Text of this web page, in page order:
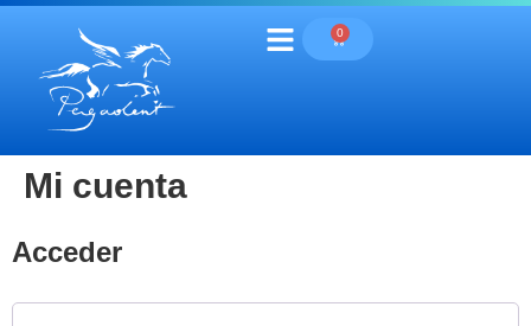
0
Mi cuenta
Acceder